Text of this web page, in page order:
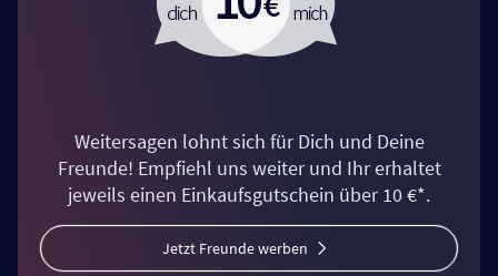
Weitersagen lohnt sich für Dich und Deine
Freunde! Empfiehl uns weiter und Ihr erhaltet
jeweils einen Einkaufsgutschein über 10 €*.
Jetzt Freunde werben